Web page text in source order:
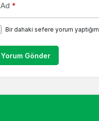
Ad *
Bir dahaki sefere yorum
Yorum Gönder